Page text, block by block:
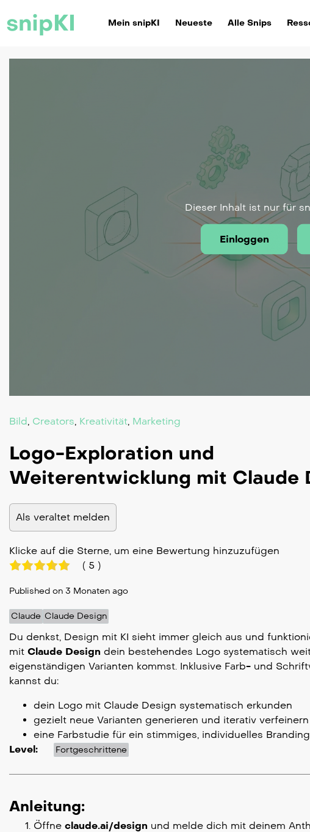
snipKI Mein snipKI Neueste Alle Snips
Dieser Inhalt ist nur für
Einloggen
Bild Creators Kreativität Marketing
Logo-Exploration und
Weiterentwicklung mit Claude
Als veraltet melden
Klicke auf die Sterne, um eine Bewertung hinzuzufügen
( 5 )
Published on 3 Monaten ago
Claude Claude Design
Du denkst, Design mit KI sieht immer gleich aus und
mit Claude Design dein bestehendes Logo systematisch
eigenständigen Varianten kommst. Inklusive Farb- und
kannst du:
dein Logo mit Claude Design systematisch erkunden
gezielt neue Varianten generieren und iterativ verfeinern
eine Farbstudie für ein stimmiges, individuelles
Level:
Fortgeschrittene
Anleitung:
Öffne claude.ai/design und melde dich mit deinem